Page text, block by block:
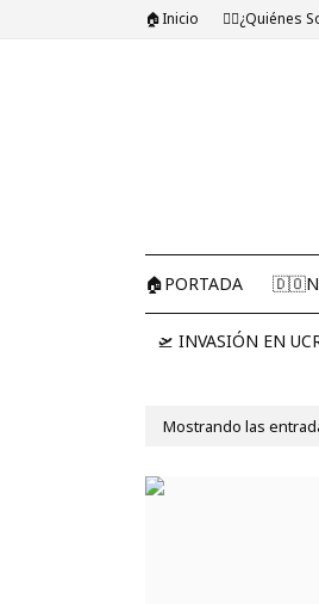
🏠Inicio 🤷‍♂️¿Quiénes
🏠PORTADA
🛫 INVASIÓN EN
Mostrando las